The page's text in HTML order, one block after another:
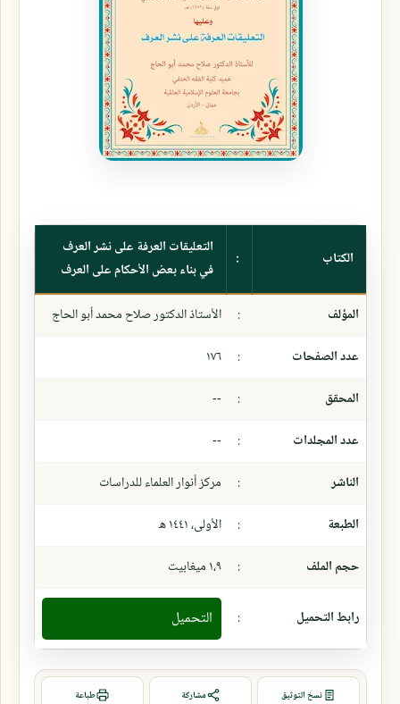
الكتاب :
التعليقات العرفة على نشر العرف
في بناء بعض الأحكام على العرف
المؤلف
:
الأستاذ الدكتور صلاح محمد أبو الحاج
عدد الصفحات
:
١٧٦
المحقق
:
--
عدد المجلدات
:
--
الناشر
:
مركز أنوار العلماء للدراسات
الطبعة
:
الأولى، ١٤٤١ ھ
حجم الملف
: ١،٩ ميغابيت
رابط التحميل : التحميل
نسخ التوثيق مشاركة طباعة